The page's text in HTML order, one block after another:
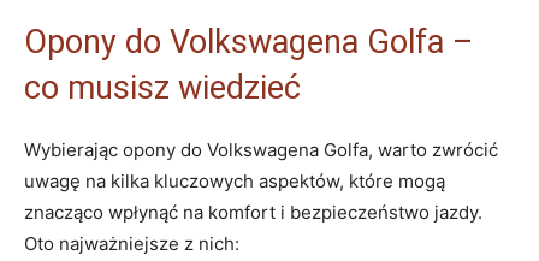
Opony do Volkswagena ⁣Golfa –
co​ musisz wiedzieć
Wybierając opony do Volkswagena Golfa, warto ⁢zwrócić
uwagę na ​kilka kluczowych ​aspektów, które mogą⁣
znacząco wpłynąć na komfort i bezpieczeństwo jazdy. ​
Oto ​najważniejsze z⁢ nich: